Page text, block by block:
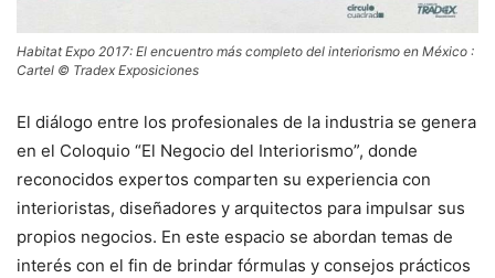
Habitat Expo 2017: El encuentro más completo del interiorismo en México :
Cartel © Tradex Exposiciones
El diálogo entre los profesionales de la industria se genera
en el Coloquio “El Negocio del Interiorismo”, donde
reconocidos expertos comparten su experiencia con
interioristas, diseñadores y arquitectos para impulsar sus
propios negocios. En este espacio se abordan temas de
interés con el fin de brindar fórmulas y consejos prácticos